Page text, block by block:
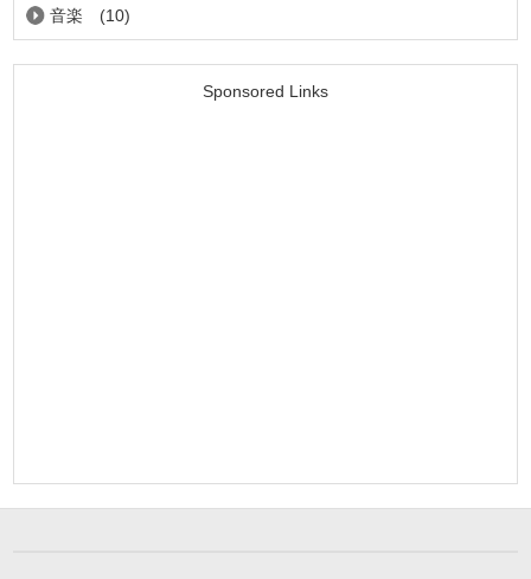
音楽 (10)
Sponsored Links